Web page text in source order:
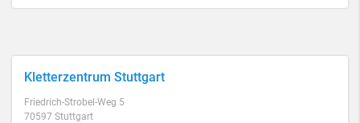
Kletterzentrum Stuttgart
Friedrich-Strobel-Weg 5
70597 Stuttgart